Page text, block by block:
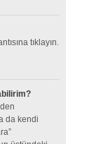
tıklayın.
da kendi